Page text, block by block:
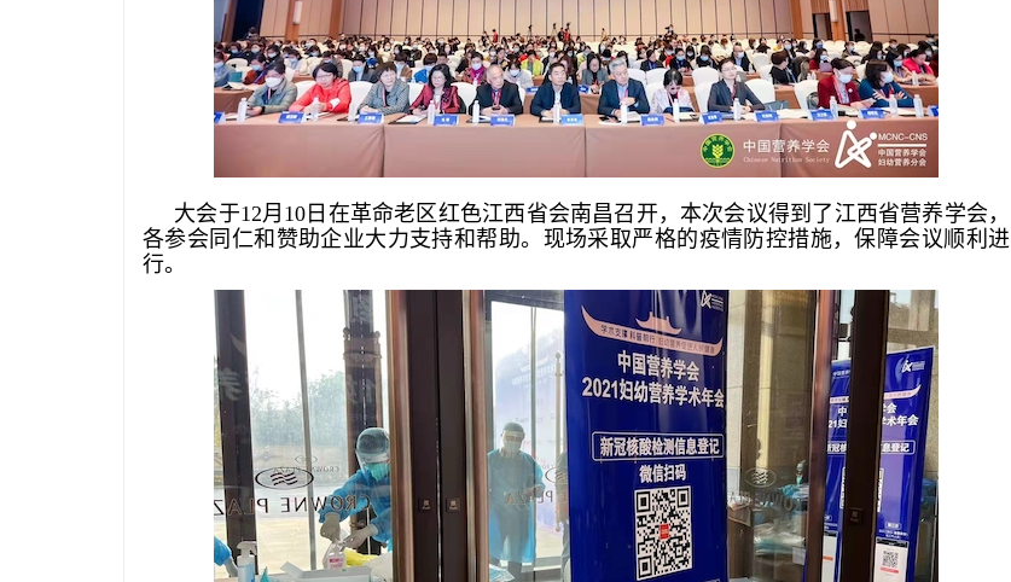
大会于12月10日在革命老区红色江西省会南昌召开，本次会议得到了江西省营养学会，
各参会同仁和赞助企业大力支持和帮助。现场采取严格的疫情防控措施，保障会议顺利进
行。